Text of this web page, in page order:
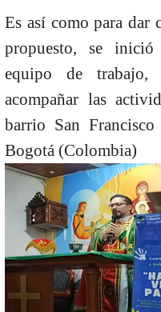
Es así como para dar
propuesto, se
equipo de trabajo,
acompañar las
barrio San
Bogotá (Colombia)